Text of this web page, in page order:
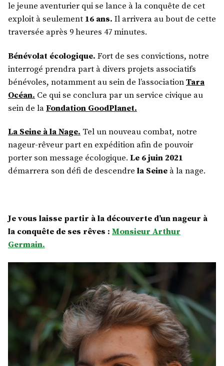
le jeune aventurier qui se lance à la conquête de cet
exploit à seulement 16 ans. Il arrivera au bout de cette
traversée après 9 heures 47 minutes.
Bénévolat écologique. Fort de ses convictions, notre
interrogé prendra part à divers projets associatifs
bénévoles, notamment au sein de l’associationTara
Océan. Ce qui se conclura par un service civique au
sein de laFondation GoodPlanet.
La Seine à la Nage. Tel un nouveau combat, notre
nageur-rêveur part en expédition afin de pouvoir
porter son message écologique. Le 6 juin 2021
démarrera son défi de descendre la Seine à la nage.
Je vous laisse partir à la découverte d’un nageur à
la conquête de ses rêves : Monsieur Arthur
Germain.